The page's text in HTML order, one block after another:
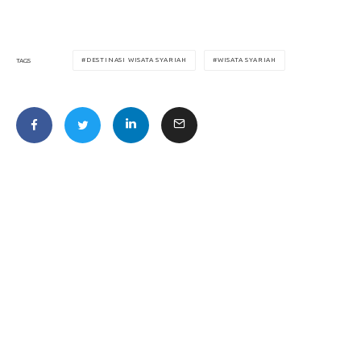
TAGS DESTINASI WISATA SYARIAH WISATA SYARIAH